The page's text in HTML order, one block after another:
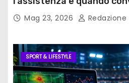
Mag 23, 2026 Redazione
SPORT & LIFESTYLE